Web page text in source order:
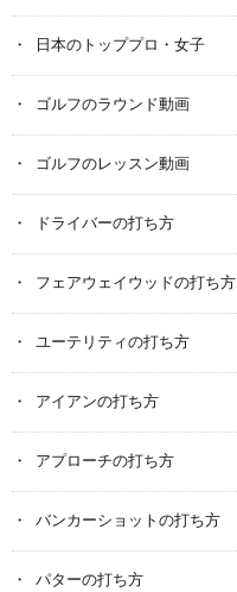
日本のトッププロ・女子
ゴルフのラウンド動画
ゴルフのレッスン動画
ドライバーの打ち方
フェアウェイウッドの打ち方
ユーテリティの打ち方
アイアンの打ち方
アプローチの打ち方
バンカーショットの打ち方
パターの打ち方